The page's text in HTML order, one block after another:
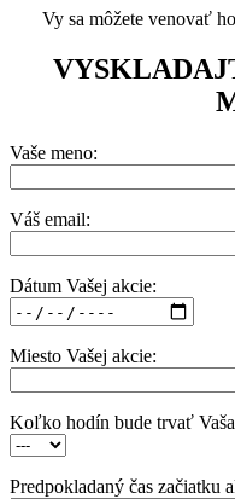
Vy sa môžete venovať
Vaše meno:
Váš email:
Dátum Vašej akcie:
Miesto Vašej akcie:
Koľko hodín bude trvať
Predpokladaný čas začiatku